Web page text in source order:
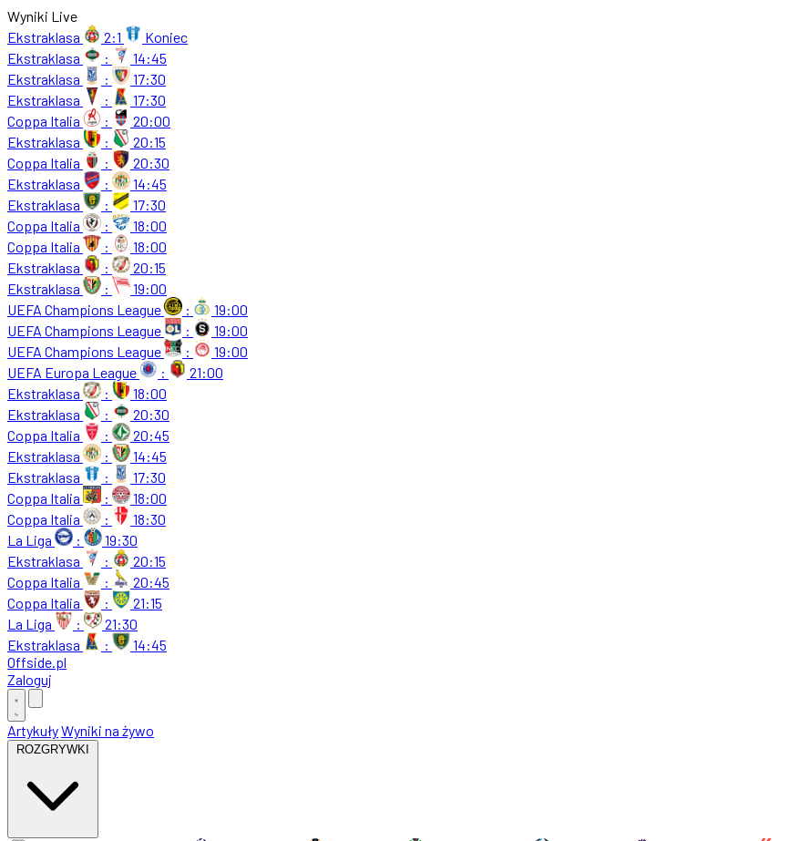
Wyniki Live
Ekstraklasa
2:1
Koniec
Ekstraklasa
:
14:45
Ekstraklasa
:
17:30
Ekstraklasa
:
17:30
Coppa Italia
:
20:00
Ekstraklasa
:
20:15
Coppa Italia
:
20:30
Ekstraklasa
:
14:45
Ekstraklasa
:
17:30
Coppa Italia
:
18:00
Coppa Italia
:
18:00
Ekstraklasa
:
20:15
Ekstraklasa
:
19:00
UEFA Champions League
:
19:00
UEFA Champions League
:
19:00
UEFA Champions League
:
19:00
UEFA Europa League
:
21:00
Ekstraklasa
:
18:00
Ekstraklasa
:
20:30
Coppa Italia
:
20:45
Ekstraklasa
:
14:45
Ekstraklasa
:
17:30
Coppa Italia
:
18:00
Coppa Italia
:
18:30
La Liga
:
19:30
Ekstraklasa
:
20:15
Coppa Italia
:
20:45
Coppa Italia
:
21:15
La Liga
:
21:30
Ekstraklasa
:
14:45
Offside.pl
Zaloguj
ArtykułyWyniki na żywo
ROZGRYWKI